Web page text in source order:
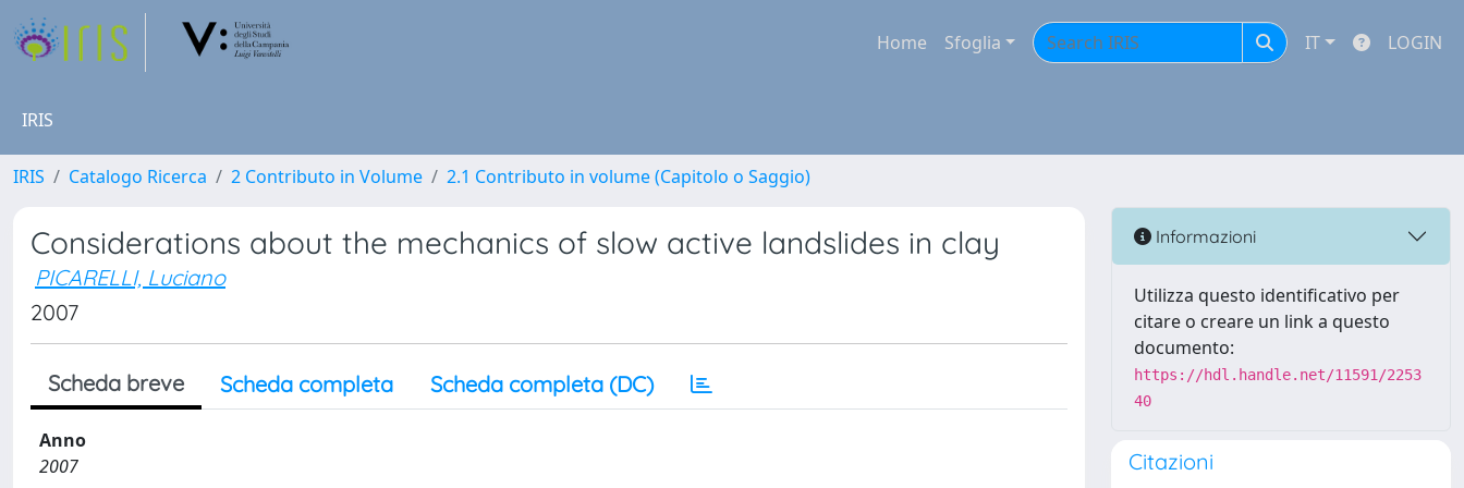
Home Sfoglia IT LOGIN
IRIS
IRIS Catalogo Ricerca 2 Contributo in Volume 2.1 Contributo in volume (Capitolo o Saggio)
Considerations about the mechanics of slow active landslides in clay
PICARELLI, Luciano
2007
Scheda breve Scheda completa Scheda completa (DC)
Anno
2007
Informazioni
Utilizza questo identificativo per
citare o creare un link a questo
documento:
https://hdl.handle.net/11591/2253
40
Citazioni